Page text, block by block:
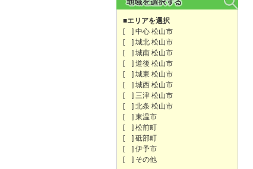
■エリアを選択
[ ] 中心 松山市
[ ] 城北 松山市
[ ] 城南 松山市
[ ] 道後 松山市
[ ] 城東 松山市
[ ] 城西 松山市
[ ] 三津 松山市
[ ] 北条 松山市
[ ] 東温市
[ ] 松前町
[ ] 砥部町
[ ] 伊予市
[ ] その他